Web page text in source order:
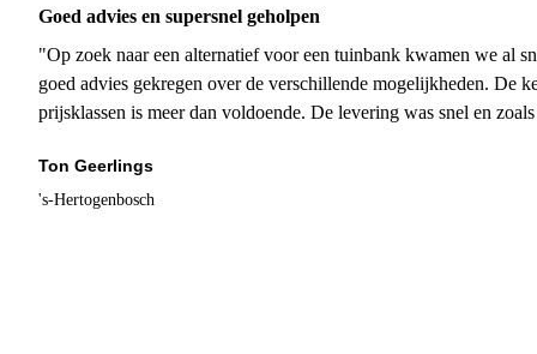
Goed advies en supersnel geholpen
"Op zoek naar een alternatief voor een tuinbank kwamen we al
goed advies gekregen over de verschillende mogelijkheden. De
prijsklassen is meer dan voldoende. De levering was snel en
Ton Geerlings
's-Hertogenbosch